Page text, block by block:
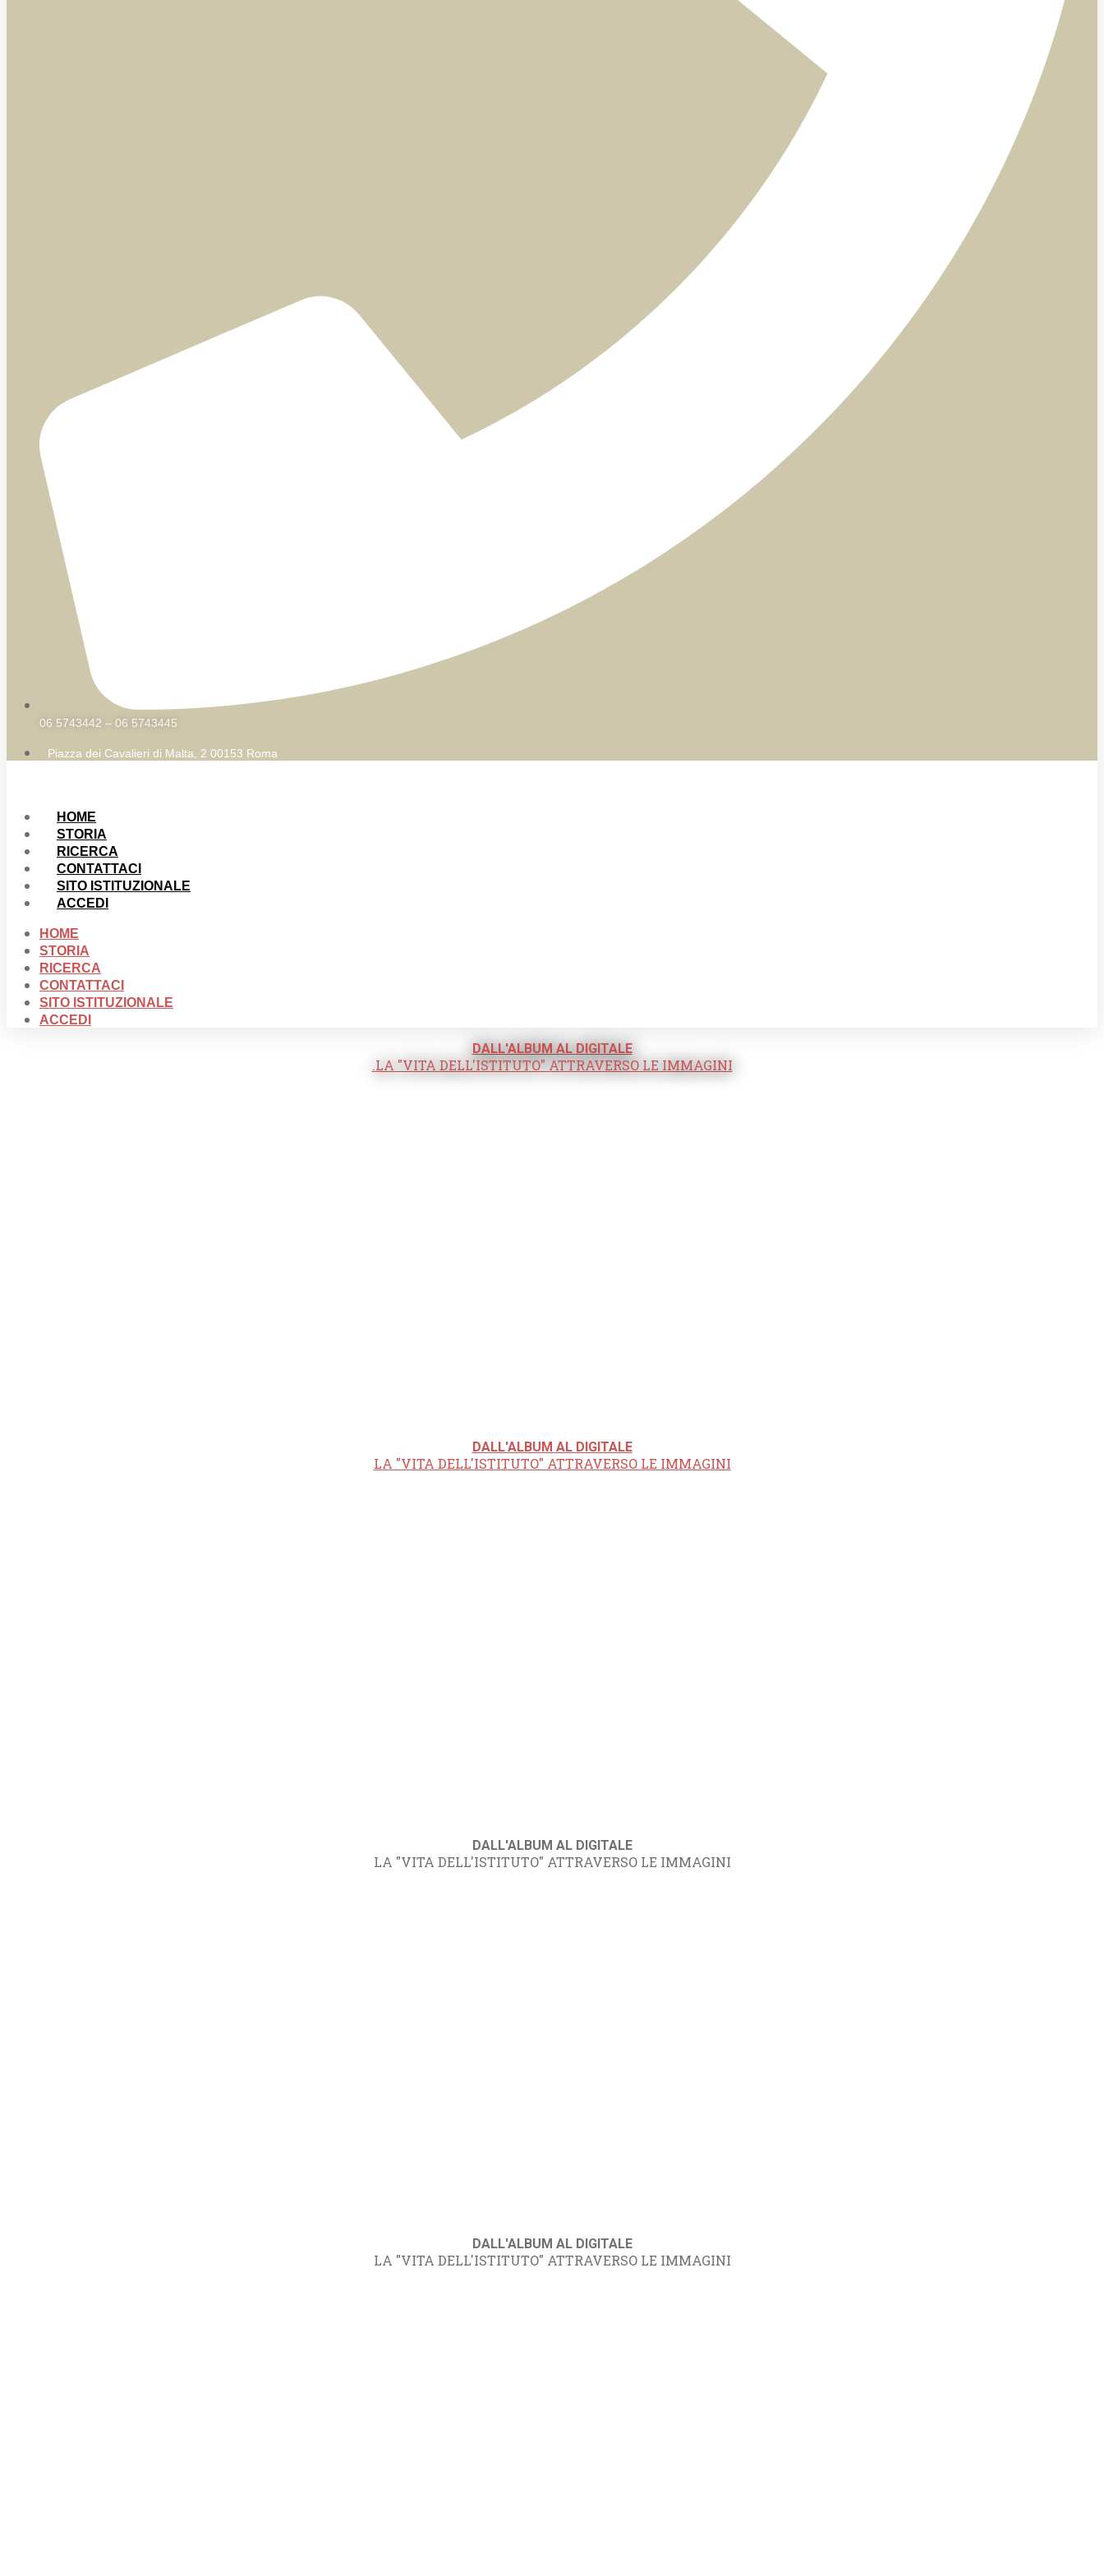
06 5743442 – 06 5743445
Piazza dei Cavalieri di Malta, 2 00153 Roma
HOME
STORIA
RICERCA
CONTATTACI
SITO ISTITUZIONALE
ACCEDI
HOME
STORIA
RICERCA
CONTATTACI
SITO ISTITUZIONALE
ACCEDI
DALL'ALBUM AL DIGITALE
.LA "VITA DELL'ISTITUTO" ATTRAVERSO LE IMMAGINI
DALL'ALBUM AL DIGITALE
LA "VITA DELL'ISTITUTO" ATTRAVERSO LE IMMAGINI
DALL'ALBUM AL DIGITALE
LA "VITA DELL'ISTITUTO" ATTRAVERSO LE IMMAGINI
DALL'ALBUM AL DIGITALE
LA "VITA DELL'ISTITUTO" ATTRAVERSO LE IMMAGINI